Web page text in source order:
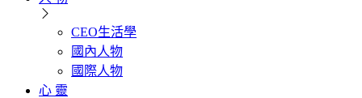
CEO生活學
國內人物
國際人物
心 靈